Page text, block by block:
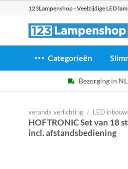
123Lampenshop - Veelzijdige LED
Categorieën
Bezorging in
veranda verlichting / LED
HOFTRONIC Set van 18
incl. afstandsbediening